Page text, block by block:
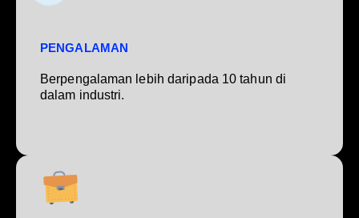
PENGALAMAN
Berpengalaman lebih daripada 10 tahun di
dalam industri.